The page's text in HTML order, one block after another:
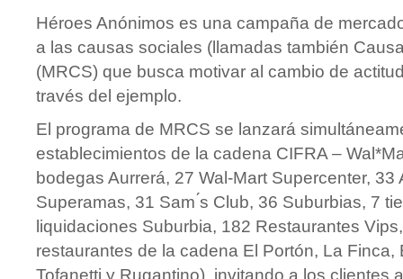
Héroes Anónimos es una campaña de
a las causas sociales (llamadas también
(MRCS) que busca motivar al cambio de
través del ejemplo.
El programa de MRCS se lanzará
establecimientos de la cadena CIFRA –
bodegas Aurrerá, 27 Wal-Mart Supercenter, 33
Superamas, 31 Sam ́s Club, 36 Suburbias, 7
liquidaciones Suburbia, 182 Restaurantes
restaurantes de la cadena El Portón, La Finca,
Tofanetti y Rugantino), invitando a los clientes